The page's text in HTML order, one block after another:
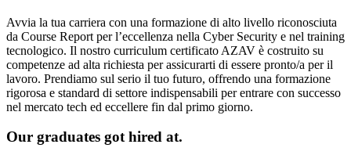
Avvia la tua carriera con una formazione di alto livello riconosciuta
da Course Report per l’eccellenza nella Cyber Security e nel training
tecnologico. Il nostro curriculum certificato AZAV è costruito su
competenze ad alta richiesta per assicurarti di essere pronto/a per il
lavoro. Prendiamo sul serio il tuo futuro, offrendo una formazione
rigorosa e standard di settore indispensabili per entrare con successo
nel mercato tech ed eccellere fin dal primo giorno.
Our graduates got hired at.